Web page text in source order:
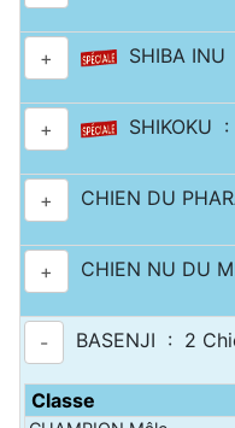
+ SHIBA
+ SHIKOKU
+ CHIEN DU
+ CHIEN NU DU
- BASENJI : 2
Classe